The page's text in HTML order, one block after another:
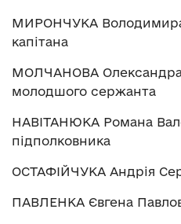
МИРОНЧУКА Володимира
капітана
МОЛЧАНОВА Олександра
молодшого сержанта
НАВІТАНЮКА Романа
підполковника
ОСТАФІЙЧУКА Андрія
ПАВЛЕНКА Євгена